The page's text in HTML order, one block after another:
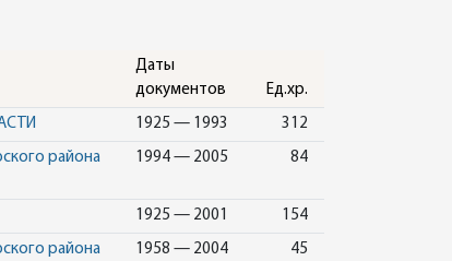
Даты
документов
Ед.хр.
1925 — 1993 312
района
1994 — 2005 84
1925 — 2001 154
района
1958 — 2004 45